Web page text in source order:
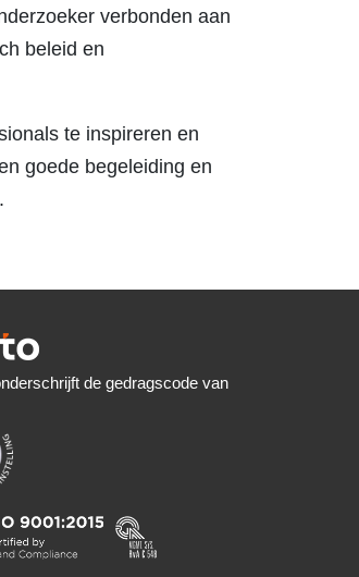
verbonden aan
beleid en
te inspireren en
goede begeleiding en
de gedragscode van